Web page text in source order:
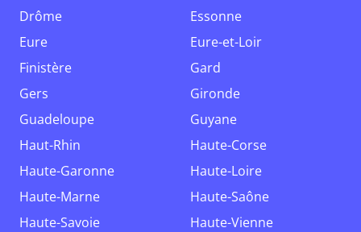
Drôme
Essonne
Eure
Eure-et-Loir
Finistère
Gard
Gers
Gironde
Guadeloupe
Guyane
Haut-Rhin
Haute-Corse
Haute-Garonne
Haute-Loire
Haute-Marne
Haute-Saône
Haute-Savoie
Haute-Vienne